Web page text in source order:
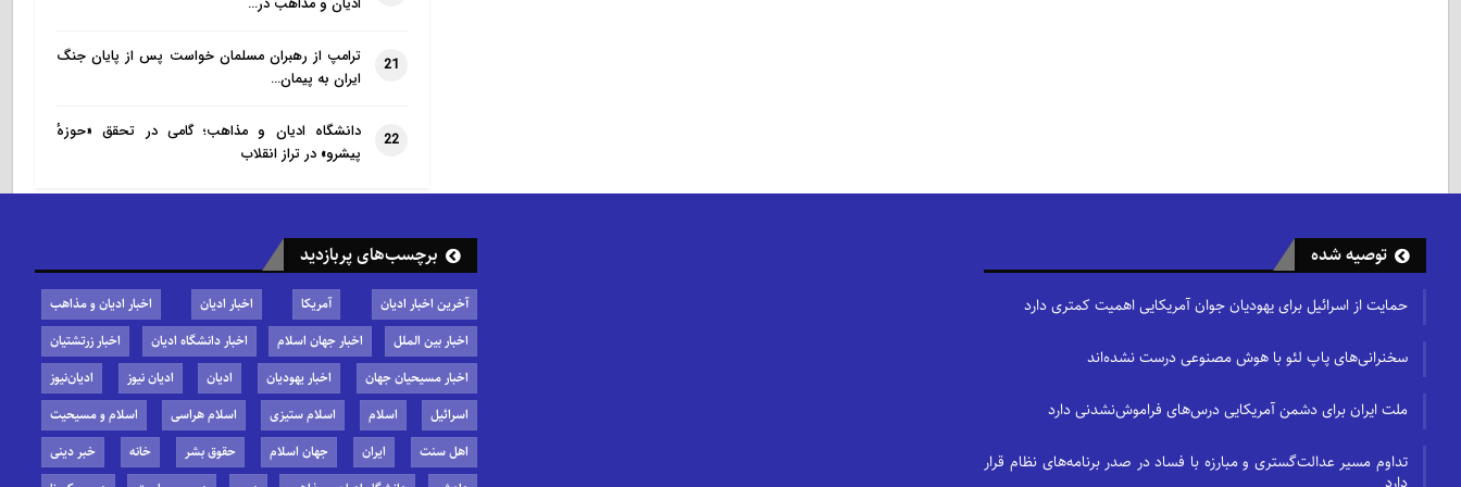
21
ترامپ از رهبران مسلمان خواست پس از پایان جنگ
ایران به پیمان…
22
دانشگاه ادیان و مذاهب؛ گامی در تحقق «حوزهٔ
پیشرو» در تراز انقلاب
توصیه شده
حمایت از اسرائیل برای یهودیان جوان آمریکایی اهمیت کمتری دارد
سخنرانی‌های پاپ لئو با هوش مصنوعی درست نشده‌اند
ملت ایران برای دشمن آمریکایی درس‌های فراموش‌نشدنی دارد
تداوم مسیر عدالت‌گستری و مبارزه با فساد در صدر برنامه‌های نظام قرار
برچسب‌های پربازدید
آخرین اخبار ادیان آمریکا اخبار ادیان
اخبار ادیان و مذاهب
اخبار بین الملل
اخبار جهان اسلام اخبار دانشگاه ادیان
اخبار زرتشتیان
اخبار مسیحیان جهان
اخبار یهودیان ادیان ادیان نیوز
ادیان‌نیوز
اسرائیل
اسلام اسلام ستیزی اسلام هراسی
اسلام و مسیحیت
اهل سنت
ایران جهان اسلام حقوق بشر خانه
خبر دینی